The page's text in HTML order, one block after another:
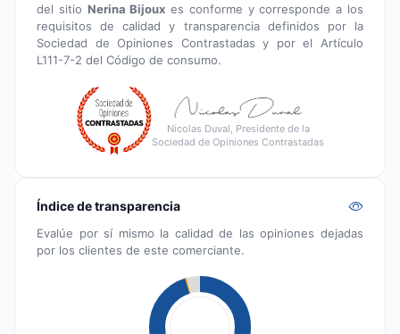
del sitio Nerina Bijoux es conforme y corresponde a los
requisitos de calidad y transparencia definidos por la
Sociedad de Opiniones Contrastadas y por el Artículo
L111-7-2 del Código de consumo.
Nicolas Duval, Presidente de la
Sociedad de Opiniones Contrastadas
Índice de transparencia
Evalúe por sí mismo la calidad de las opiniones dejadas
por los clientes de este comerciante.